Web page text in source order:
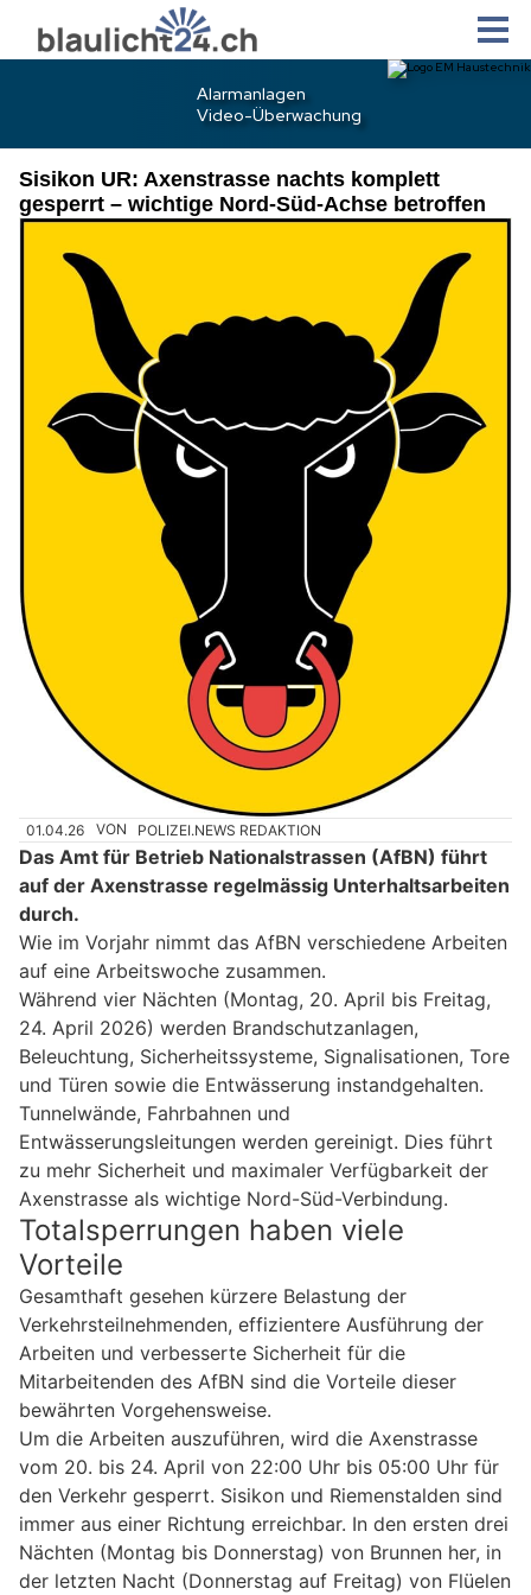
Sisikon UR: Axenstrasse nachts komplett
gesperrt – wichtige Nord-Süd-Achse betroffen
01.04.26 VON POLIZEI.NEWS REDAKTION
Das Amt für Betrieb Nationalstrassen (AfBN) führt
auf der Axenstrasse regelmässig Unterhaltsarbeiten
durch.
Wie im Vorjahr nimmt das AfBN verschiedene Arbeiten
auf eine Arbeitswoche zusammen.
Während vier Nächten (Montag, 20. April bis Freitag,
24. April 2026) werden Brandschutzanlagen,
Beleuchtung, Sicherheitssysteme, Signalisationen, Tore
und Türen sowie die Entwässerung instandgehalten.
Tunnelwände, Fahrbahnen und
Entwässerungsleitungen werden gereinigt. Dies führt
zu mehr Sicherheit und maximaler Verfügbarkeit der
Axenstrasse als wichtige Nord-Süd-Verbindung.
Totalsperrungen haben viele
Vorteile
Gesamthaft gesehen kürzere Belastung der
Verkehrsteilnehmenden, effizientere Ausführung der
Arbeiten und verbesserte Sicherheit für die
Mitarbeitenden des AfBN sind die Vorteile dieser
bewährten Vorgehensweise.
Um die Arbeiten auszuführen, wird die Axenstrasse
vom 20. bis 24. April von 22:00 Uhr bis 05:00 Uhr für
den Verkehr gesperrt. Sisikon und Riemenstalden sind
immer aus einer Richtung erreichbar. In den ersten drei
Nächten (Montag bis Donnerstag) von Brunnen her, in
der letzten Nacht (Donnerstag auf Freitag) von Flüelen